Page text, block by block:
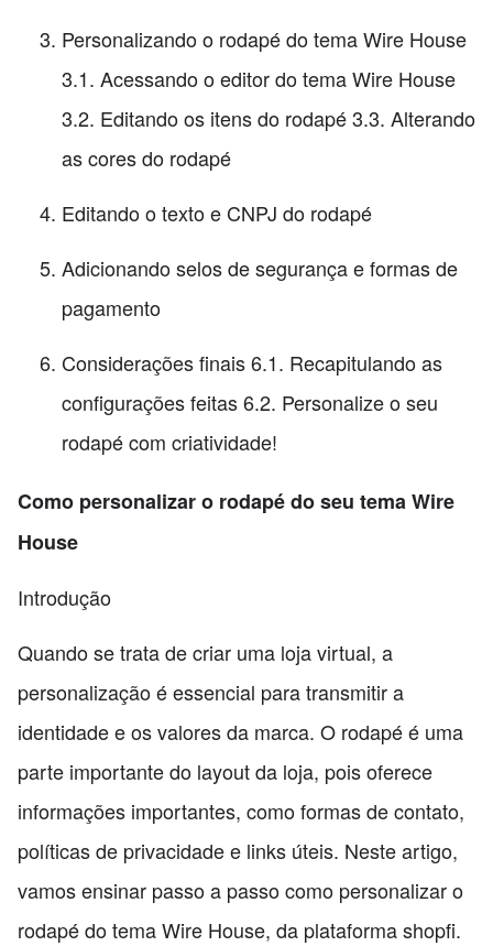
Personalizando o rodapé do tema Wire House
3.1. Acessando o editor do tema Wire House
3.2. Editando os itens do rodapé 3.3. Alterando
as cores do rodapé
Editando o texto e CNPJ do rodapé
Adicionando selos de segurança e formas de
pagamento
Considerações finais 6.1. Recapitulando as
configurações feitas 6.2. Personalize o seu
rodapé com criatividade!
Como personalizar o rodapé do seu tema Wire
House
Introdução
Quando se trata de criar uma loja virtual, a
personalização é essencial para transmitir a
identidade e os valores da marca. O rodapé é uma
parte importante do layout da loja, pois oferece
informações importantes, como formas de contato,
políticas de privacidade e links úteis. Neste artigo,
vamos ensinar passo a passo como personalizar o
rodapé do tema Wire House, da plataforma shopfi.